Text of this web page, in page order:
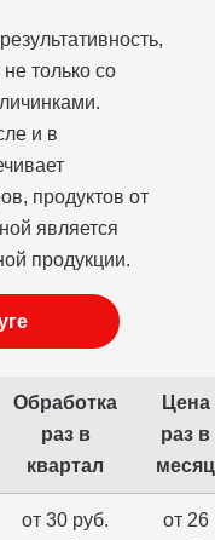
только со
и в
продуктов от
является
продукции.
Обработка
раз в
квартал
Цена
раз в
месяц
от 30 руб.
от 26